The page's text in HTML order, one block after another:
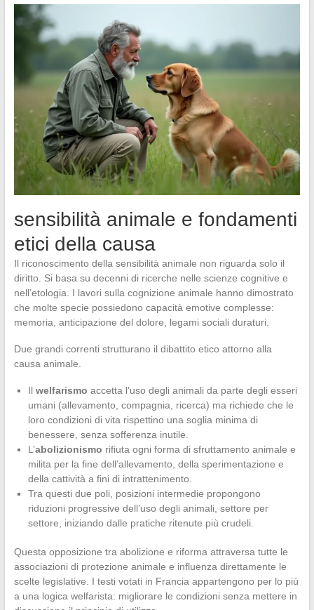
sensibilità animale e fondamenti
etici della causa
Il riconoscimento della sensibilità animale non riguarda solo il
diritto. Si basa su decenni di ricerche nelle scienze cognitive e
nell’etologia. I lavori sulla cognizione animale hanno dimostrato
che molte specie possiedono capacità emotive complesse:
memoria, anticipazione del dolore, legami sociali duraturi.
Due grandi correnti strutturano il dibattito etico attorno alla
causa animale.
Il welfarismo accetta l’uso degli animali da parte degli esseri
umani (allevamento, compagnia, ricerca) ma richiede che le
loro condizioni di vita rispettino una soglia minima di
benessere, senza sofferenza inutile.
L’abolizionismo rifiuta ogni forma di sfruttamento animale e
milita per la fine dell’allevamento, della sperimentazione e
della cattività a fini di intrattenimento.
Tra questi due poli, posizioni intermedie propongono
riduzioni progressive dell’uso degli animali, settore per
settore, iniziando dalle pratiche ritenute più crudeli.
Questa opposizione tra abolizione e riforma attraversa tutte le
associazioni di protezione animale e influenza direttamente le
scelte legislative. I testi votati in Francia appartengono per lo più
a una logica welfarista: migliorare le condizioni senza mettere in